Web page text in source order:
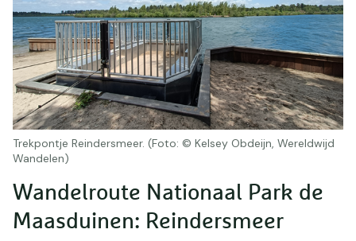
Trekpontje Reindersmeer. (Foto: © Kelsey Obdeijn, Wereldwijd
Wandelen)
Wandelroute Nationaal Park de
Maasduinen: Reindersmeer